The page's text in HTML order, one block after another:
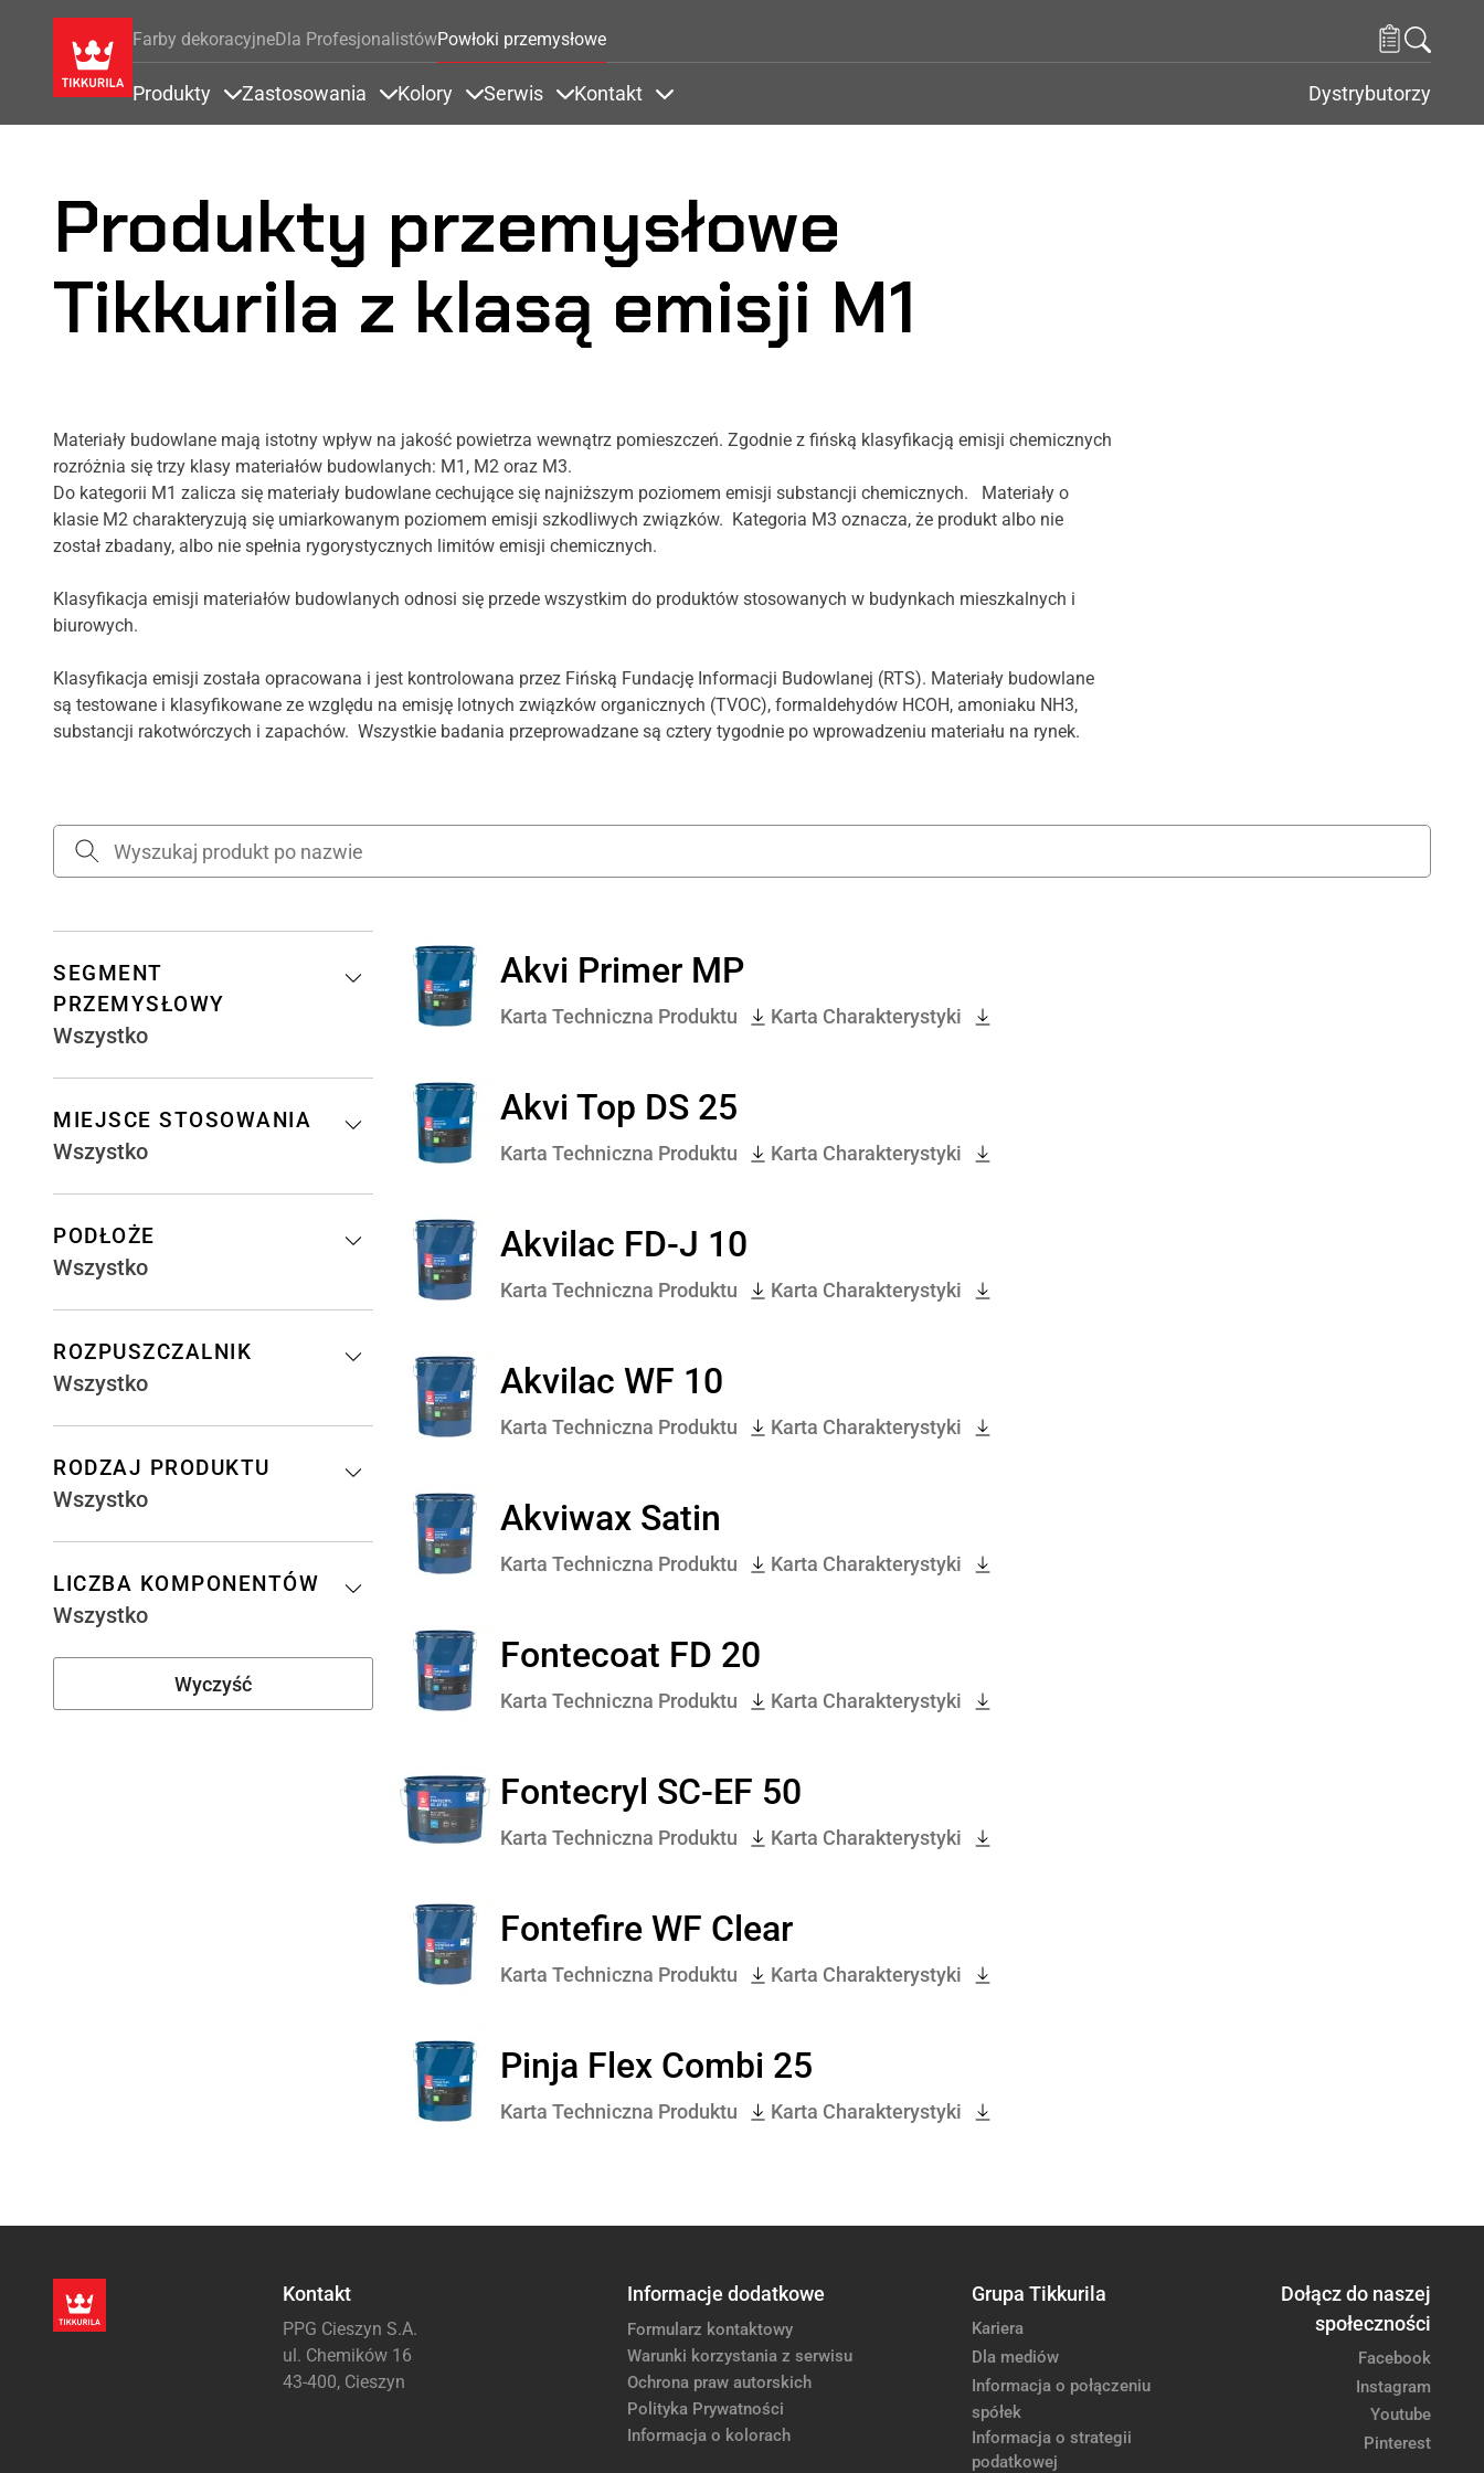
Farby dekoracyjneDla ProfesjonalistówPowłoki przemysłowe
Produkty Zastosowania Kolory Serwis Kontakt Dystrybutorzy
Produkty przemysłowe
Tikkurila z klasą emisji M1
Materiały budowlane mają istotny wpływ na jakość powietrza wewnątrz pomieszczeń. Zgodnie z fińską klasyfikacją emisji chemicznych
rozróżnia się trzy klasy materiałów budowlanych: M1, M2 oraz M3.
Do kategorii M1 zalicza się materiały budowlane cechujące się najniższym poziomem emisji substancji chemicznych. Materiały o
klasie M2 charakteryzują się umiarkowanym poziomem emisji szkodliwych związków. Kategoria M3 oznacza, że produkt albo nie
został zbadany, albo nie spełnia rygorystycznych limitów emisji chemicznych.
Klasyfikacja emisji materiałów budowlanych odnosi się przede wszystkim do produktów stosowanych w budynkach mieszkalnych i
biurowych.
Klasyfikacja emisji została opracowana i jest kontrolowana przez Fińską Fundację Informacji Budowlanej (RTS). Materiały budowlane
są testowane i klasyfikowane ze względu na emisję lotnych związków organicznych (TVOC), formaldehydów HCOH, amoniaku NH3,
substancji rakotwórczych i zapachów. Wszystkie badania przeprowadzane są cztery tygodnie po wprowadzeniu materiału na rynek.
SEGMENT
PRZEMYSŁOWY
Wszystko
MIEJSCE STOSOWANIA
Wszystko
PODŁOŻE
Wszystko
ROZPUSZCZALNIK
Wszystko
RODZAJ PRODUKTU
Wszystko
LICZBA KOMPONENTÓW
Wszystko
Akvi Primer MP
Karta Techniczna Produktu Karta Charakterystyki
Akvi Top DS 25
Karta Techniczna Produktu Karta Charakterystyki
Akvilac FD-J 10
Karta Techniczna Produktu Karta Charakterystyki
Akvilac WF 10
Karta Techniczna Produktu Karta Charakterystyki
Akviwax Satin
Karta Techniczna Produktu Karta Charakterystyki
Fontecoat FD 20
Karta Techniczna Produktu Karta Charakterystyki
Fontecryl SC-EF 50
Karta Techniczna Produktu Karta Charakterystyki
Fontefire WF Clear
Karta Techniczna Produktu Karta Charakterystyki
Pinja Flex Combi 25
Karta Techniczna Produktu Karta Charakterystyki
Kontakt
PPG Cieszyn S.A.
ul. Chemików 16
43-400, Cieszyn
Informacje dodatkowe
Formularz kontaktowy
Warunki korzystania z serwisu
Ochrona praw autorskich
Polityka Prywatności
Informacja o kolorach
Grupa Tikkurila
Kariera
Dla mediów
Informacja o połączeniu
spółek
Informacja o strategii
podatkowej
Dołącz do naszej
społeczności
Facebook
Instagram
Youtube
Pinterest